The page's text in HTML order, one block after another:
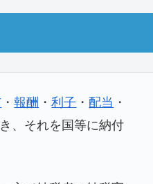
・報酬 ・利子 ・配当 ・
、それを国等に納付